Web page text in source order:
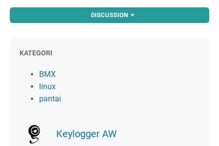
DISCUSSION
KATEGORI
BMX
linux
pantai
Keylogger AW